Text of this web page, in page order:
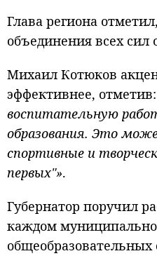
Глава региона
объединения всех сил
Михаил Котюков
эффективнее, отметив:
воспитательную
образования. Это
спортивные и
первых"».
Губернатор поручил
каждом